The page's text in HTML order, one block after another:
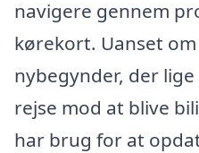
navigere gennem
kørekort. Uanset
nybegynder, der
rejse mod at blive
har brug for at